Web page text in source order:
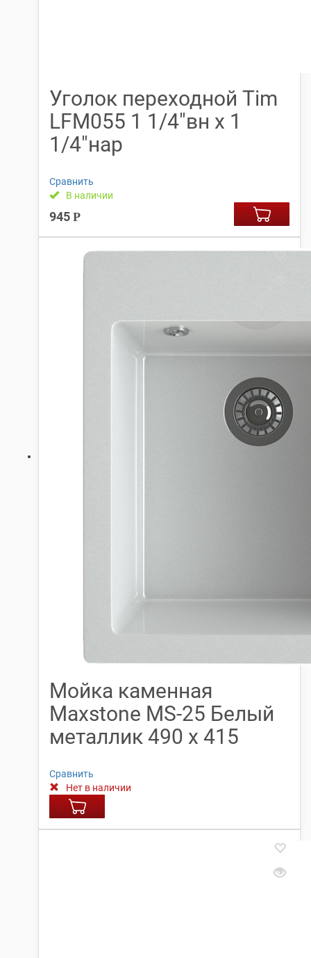
Уголок переходной Tim
LFM055 1 1/4″вн х 1
1/4″нар
Сравнить
В наличии
945 Р
Мойка каменная
Maxstone МS-25 Белый
металлик 490 х 415
Сравнить
Нет в наличии